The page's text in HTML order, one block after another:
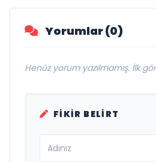
Yorumlar (0)
Henüz yorum yazılmamış. İlk
FIKIR BELIRT